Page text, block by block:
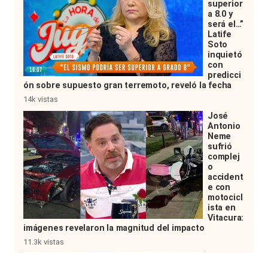
superior
a 8.0 y
será el…”
Latife
Soto
inquietó
con
predicci
ón sobre supuesto gran terremoto, reveló la fecha
14k vistas
José
Antonio
Neme
sufrió
complej
o
accident
e con
motocicl
ista en
Vitacura:
imágenes revelaron la magnitud del impacto
11.3k vistas